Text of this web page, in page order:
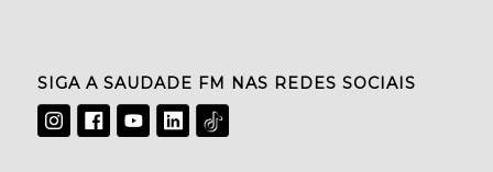
SIGA A SAUDADE FM NAS REDES SOCIAIS